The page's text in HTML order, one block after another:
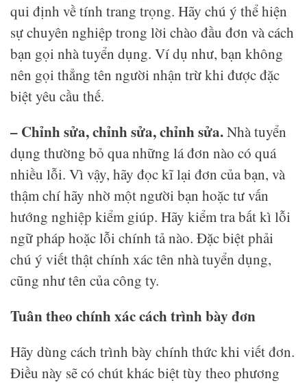
qui định về tính trang trọng. Hãy chú ý thể hiện
sự chuyên nghiệp trong lời chào đầu đơn và cách
bạn gọi nhà tuyển dụng. Ví dụ như, bạn không
nên gọi thẳng tên người nhận trừ khi được đặc
biệt yêu cầu thế.
– Chỉnh sửa, chỉnh sửa, chỉnh sửa.Nhà tuyển
dụng thường bỏ qua những lá đơn nào có quá
nhiều lỗi. Vì vậy, hãy đọc kĩ lại đơn của bạn, và
thậm chí hãy nhờ một người bạn hoặc tư vấn
hướng nghiệp kiểm giúp. Hãy kiểm tra bất kì lỗi
ngữ pháp hoặc lỗi chính tả nào. Đặc biệt phải
chú ý viết thật chính xác tên nhà tuyển dụng,
cũng như tên của công ty.
Tuân theo chính xác cách trình bày đơn
Hãy dùng cách trình bày chính thức khi viết đơn.
Điều này sẽ có chút khác biệt tùy theo phương